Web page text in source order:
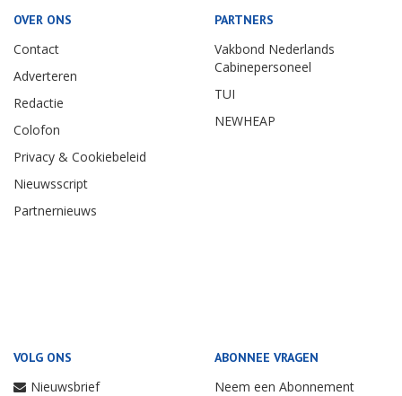
OVER ONS
Contact
Adverteren
Redactie
Colofon
Privacy & Cookiebeleid
Nieuwsscript
Partnernieuws
PARTNERS
Vakbond Nederlands
Cabinepersoneel
TUI
NEWHEAP
VOLG ONS
Nieuwsbrief
ABONNEE VRAGEN
Neem een Abonnement